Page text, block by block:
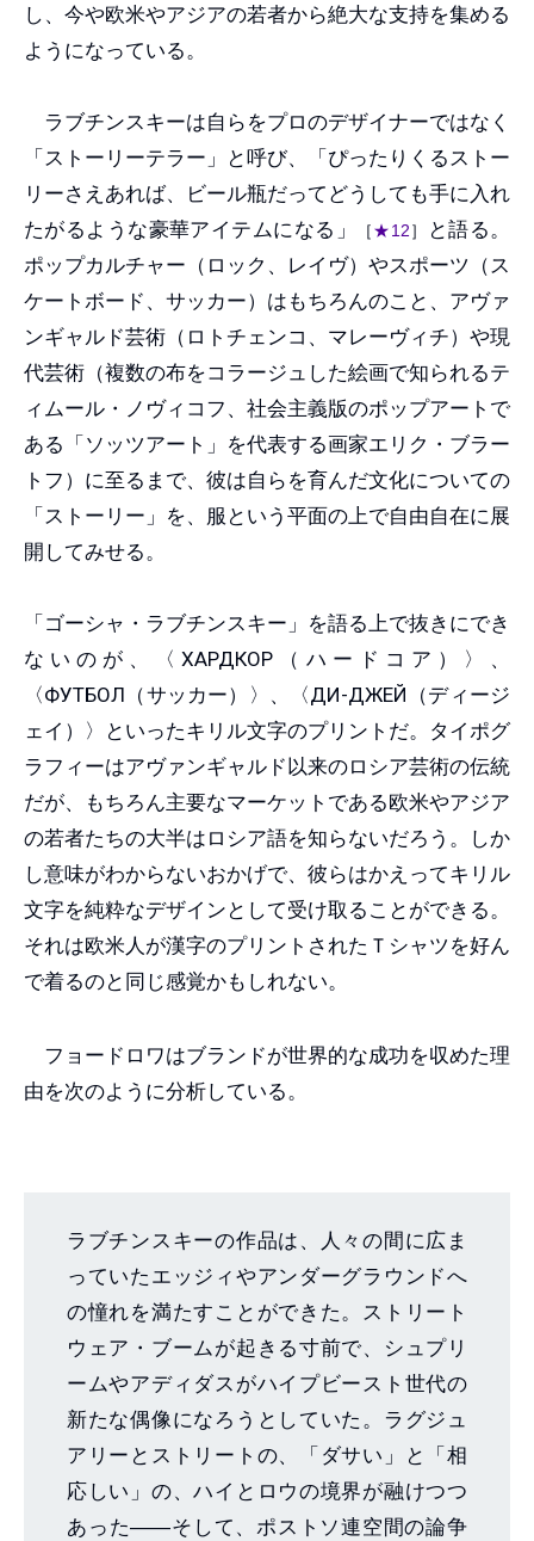
し、今や欧米やアジアの若者から絶大な支持を集める
ようになっている。
ラブチンスキーは自らをプロのデザイナーではなく
「ストーリーテラー」と呼び、「ぴったりくるストー
リーさえあれば、ビール瓶だってどうしても手に入れ
たがるような豪華アイテムになる」
［ ★12 ］
と語る。
ポップカルチャー（ロック、レイヴ）やスポーツ（ス
ケートボード、サッカー）はもちろんのこと、アヴァ
ンギャルド芸術（ロトチェンコ、マレーヴィチ）や現
代芸術（複数の布をコラージュした絵画で知られるテ
ィムール・ノヴィコフ、社会主義版のポップアートで
ある「ソッツアート」を代表する画家エリク・ブラー
トフ）に至るまで、彼は自らを育んだ文化についての
「ストーリー」を、服という平面の上で自由自在に展
開してみせる。
「ゴーシャ・ラブチンスキー」を語る上で抜きにでき
ないのが、〈ХАРДКОР（ハードコア）〉、
〈ФУТБОЛ（サッカー）〉、〈ДИ-ДЖЕЙ（ディージ
ェイ）〉といったキリル文字のプリントだ。タイポグ
ラフィーはアヴァンギャルド以来のロシア芸術の伝統
だが、もちろん主要なマーケットである欧米やアジア
の若者たちの大半はロシア語を知らないだろう。しか
し意味がわからないおかげで、彼らはかえってキリル
文字を純粋なデザインとして受け取ることができる。
それは欧米人が漢字のプリントされたＴシャツを好ん
で着るのと同じ感覚かもしれない。
フョードロワはブランドが世界的な成功を収めた理
由を次のように分析している。
ラブチンスキーの作品は、人々の間に広ま
っていたエッジィやアンダーグラウンドへ
の憧れを満たすことができた。ストリート
ウェア・ブームが起きる寸前で、シュプリ
ームやアディダスがハイプビースト世代の
新たな偶像になろうとしていた。ラグジュ
アリーとストリートの、「ダサい」と「相
応しい」の、ハイとロウの境界が融けつつ
あった――そして、ポストソ連空間の論争